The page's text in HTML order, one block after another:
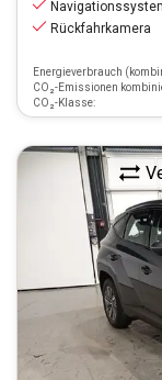
Rückfahrkamera
Energieverbrauch
CO₂-Emissionen
CO₂-Klasse: